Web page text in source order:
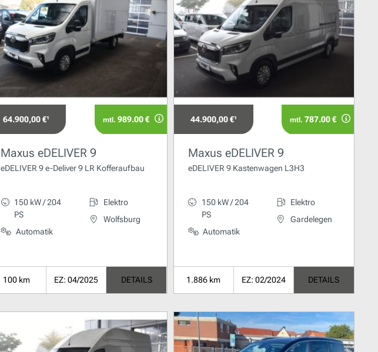
64.900,00 €¹ mtl. 989.00 €
Maxus eDELIVER 9
eDELIVER 9 e-Deliver 9 LR Kofferaufbau
150 kW / 204
PS
Automatik
Elektro
Wolfsburg
100 km EZ: 04/2025 DETAILS
44.900,00 €¹ mtl. 787.00 €
Maxus eDELIVER 9
eDELIVER 9 Kastenwagen L3H3
150 kW / 204
PS
Automatik
Elektro
Gardelegen
1.886 km EZ: 02/2024 DETAILS